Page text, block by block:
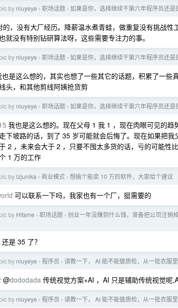
by niuyeye › 职场话题 › 如果是你，选择继续干第六年程序员还
的，没有大厂经历。降薪温水煮青蛙，做重复没有挑战性
就没有特别钻研算法呀，这些需要专注力的事。
by niuyeye › 职场话题 › 如果是你，选择继续干第六年程序员还
也是这么想的，其实也想了一些其它的话题，积累了一些
头，和其他剪线阿姨抢货剪
by niuyeye › 职场话题 › 如果是你，选择继续干第六年程序员还
我也是这么想的。现在父母 1 我 1 ，现在肉眼可见的
下坡路的话，到了 35 岁可能就会后悔了。现在如果把
2 ，未来会大于 2 ，只要不囤太多货的话，亏的可能性
1 万的工作
by lzjunika › 商业模式 › 想搞个能卖 10 万的软件，大家给个建议
可以联系一下吗，我家也有一个厂，挺需要的
by Hitsme › 职场话题 › 创业一年没赚到什么钱，准备把公司注销
是 35 了？
by niuyeye › 程序员 › 请教一下， AI 能不能做质检，从一批衣服
@dododada 传统视觉方案+AI ，AI 只是辅助传统视觉呢
by niuyeye › 程序员 › 请教一下， AI 能不能做质检，从一批衣服